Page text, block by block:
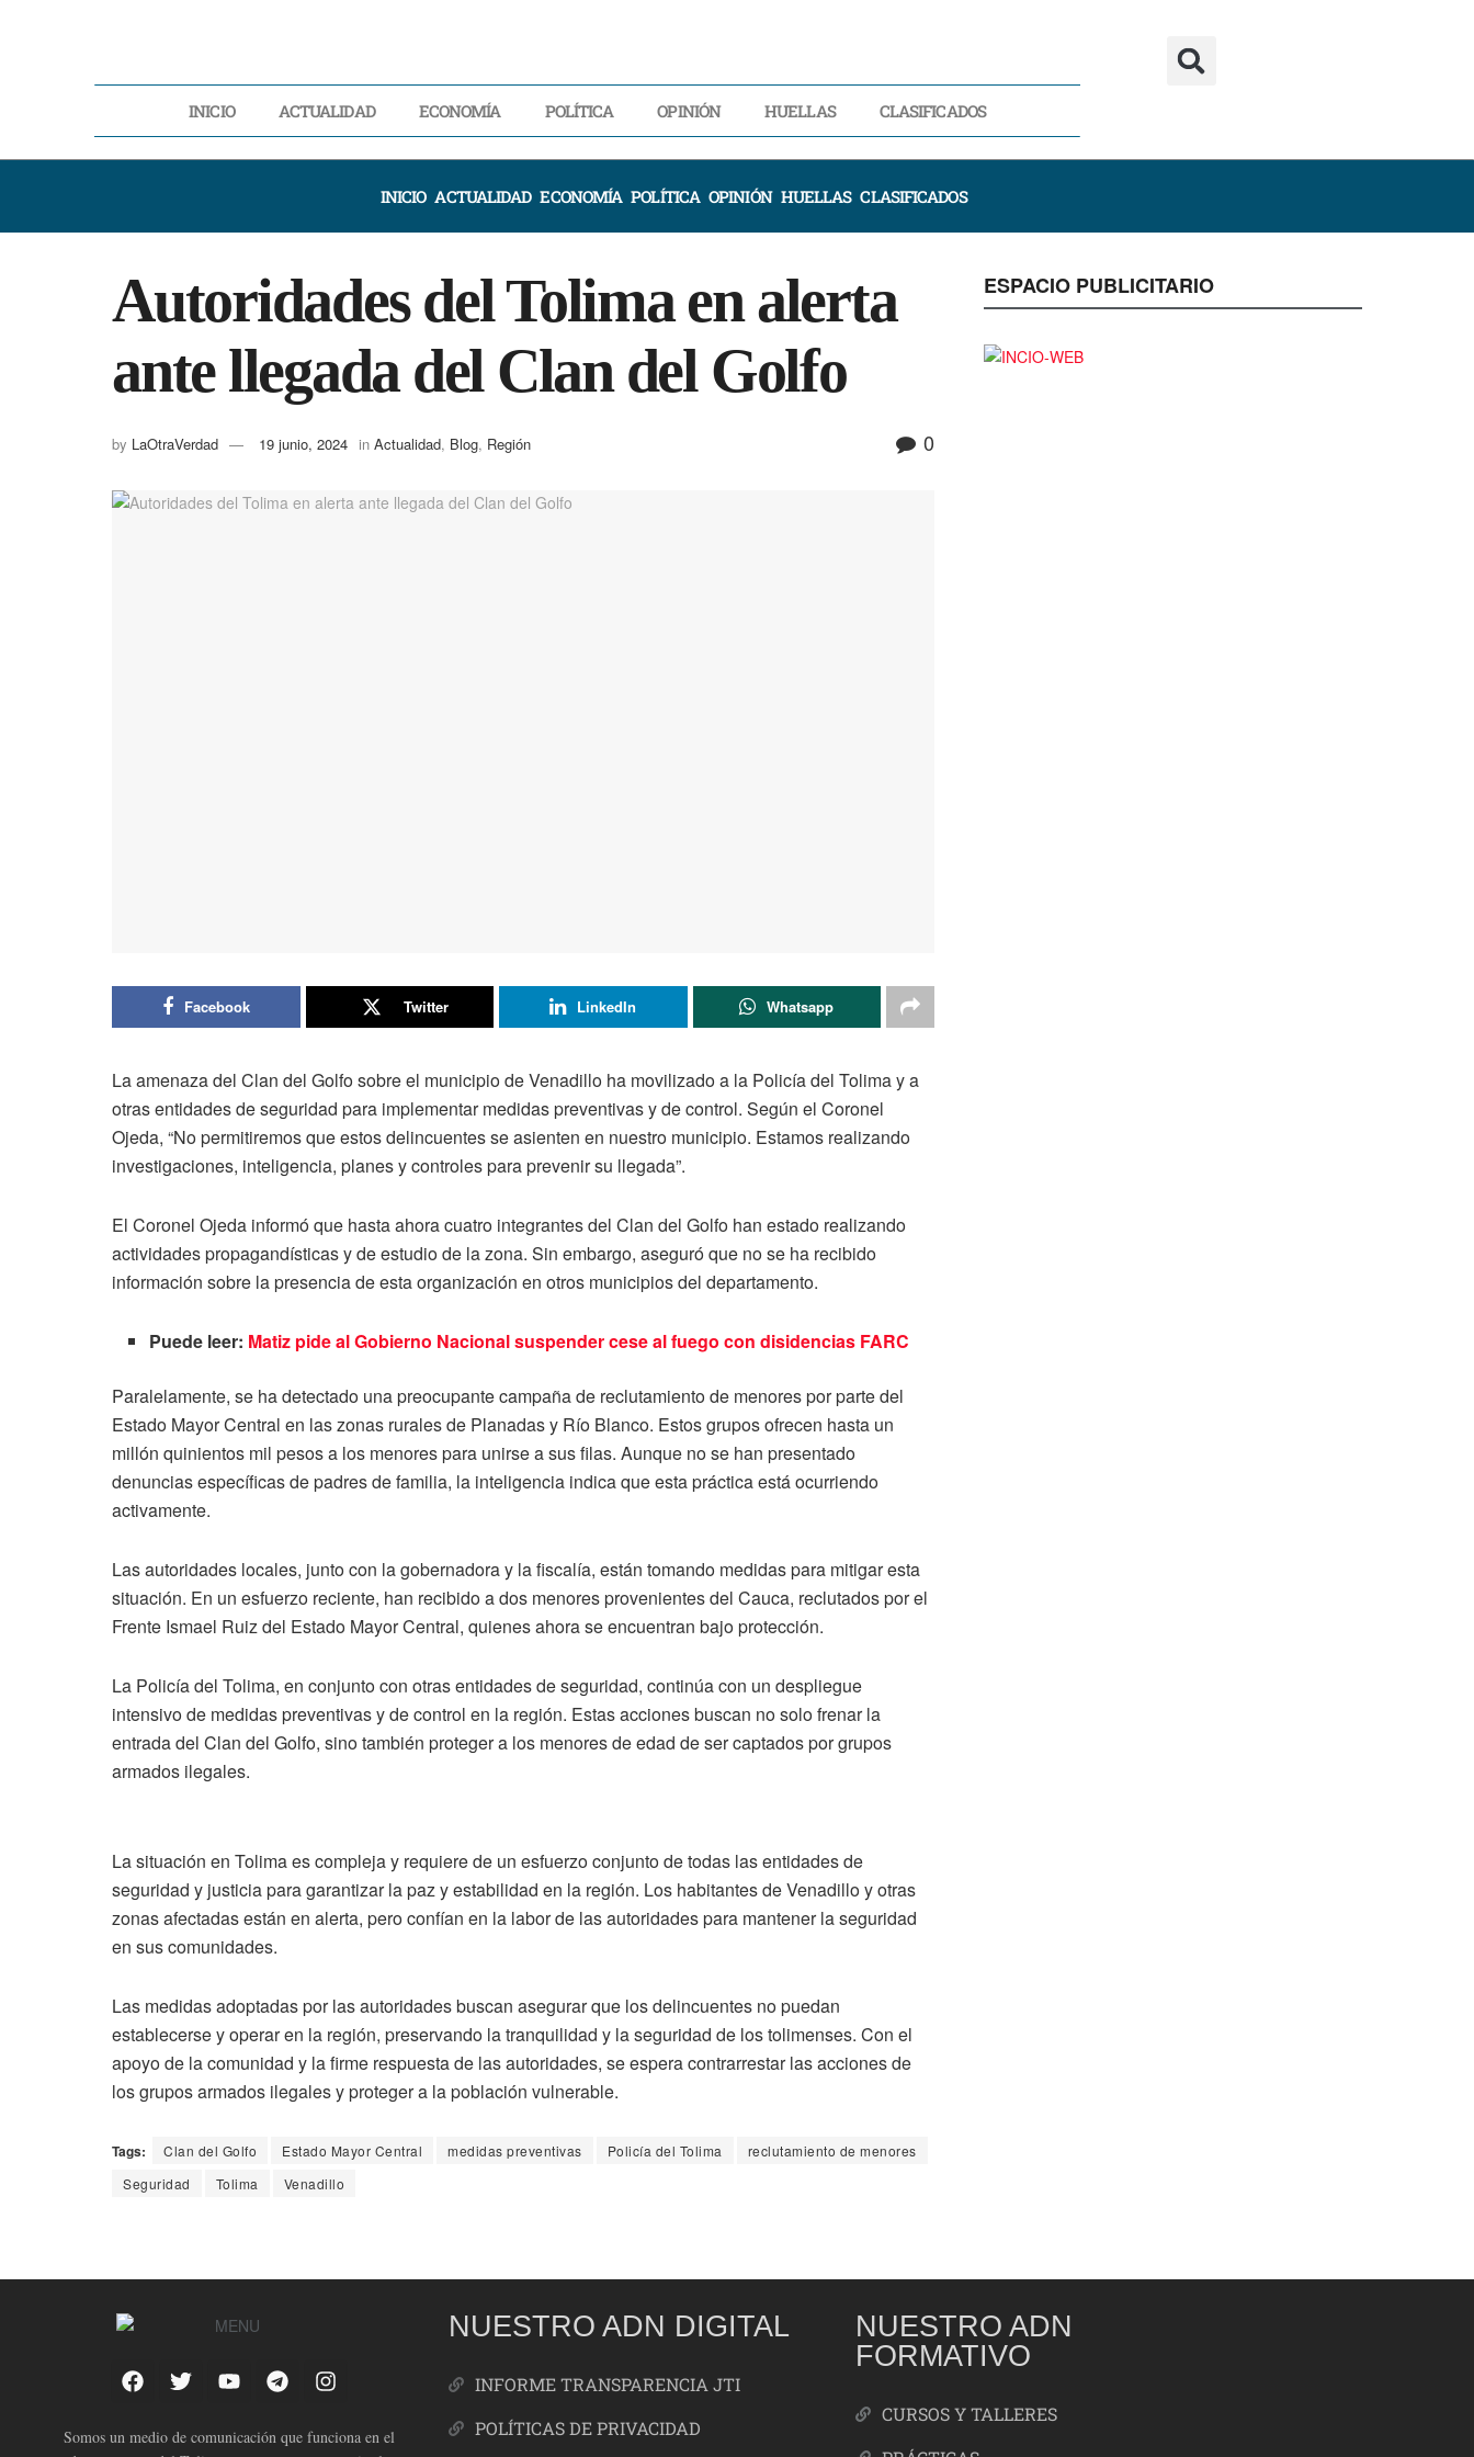
INICIO ACTUALIDAD ECONOMÍA POLÍTICA OPINIÓN HUELLAS CLASIFICADOS
INICIO ACTUALIDAD ECONOMÍA POLÍTICA OPINIÓN HUELLAS CLASIFICADOS
Autoridades del Tolima en alerta
ante llegada del Clan del Golfo
by LaOtraVerdad 19 junio, 2024 in Actualidad, Blog, Región 0
Facebook Twitter LinkedIn Whatsapp
La amenaza del Clan del Golfo sobre el municipio de Venadillo ha movilizado a la Policía del Tolima y a
otras entidades de seguridad para implementar medidas preventivas y de control. Según el Coronel
Ojeda, “No permitiremos que estos delincuentes se asienten en nuestro municipio. Estamos realizando
investigaciones, inteligencia, planes y controles para prevenir su llegada”.
El Coronel Ojeda informó que hasta ahora cuatro integrantes del Clan del Golfo han estado realizando
actividades propagandísticas y de estudio de la zona. Sin embargo, aseguró que no se ha recibido
información sobre la presencia de esta organización en otros municipios del departamento.
Puede leer: Matiz pide al Gobierno Nacional suspender cese al fuego con disidencias FARC
Paralelamente, se ha detectado una preocupante campaña de reclutamiento de menores por parte del
Estado Mayor Central en las zonas rurales de Planadas y Río Blanco. Estos grupos ofrecen hasta un
millón quinientos mil pesos a los menores para unirse a sus filas. Aunque no se han presentado
denuncias específicas de padres de familia, la inteligencia indica que esta práctica está ocurriendo
activamente.
Las autoridades locales, junto con la gobernadora y la fiscalía, están tomando medidas para mitigar esta
situación. En un esfuerzo reciente, han recibido a dos menores provenientes del Cauca, reclutados por el
Frente Ismael Ruiz del Estado Mayor Central, quienes ahora se encuentran bajo protección.
La Policía del Tolima, en conjunto con otras entidades de seguridad, continúa con un despliegue
intensivo de medidas preventivas y de control en la región. Estas acciones buscan no solo frenar la
entrada del Clan del Golfo, sino también proteger a los menores de edad de ser captados por grupos
armados ilegales.
La situación en Tolima es compleja y requiere de un esfuerzo conjunto de todas las entidades de
seguridad y justicia para garantizar la paz y estabilidad en la región. Los habitantes de Venadillo y otras
zonas afectadas están en alerta, pero confían en la labor de las autoridades para mantener la seguridad
en sus comunidades.
Las medidas adoptadas por las autoridades buscan asegurar que los delincuentes no puedan
establecerse y operar en la región, preservando la tranquilidad y la seguridad de los tolimenses. Con el
apoyo de la comunidad y la firme respuesta de las autoridades, se espera contrarrestar las acciones de
los grupos armados ilegales y proteger a la población vulnerable.
Tags: Clan del Golfo Estado Mayor Central medidas preventivas Policía del Tolima
reclutamiento de menores
Seguridad
Tolima Venadillo
ESPACIO PUBLICITARIO
Somos un medio de comunicación que funciona en el
NUESTRO ADN DIGITAL
INFORME TRANSPARENCIA JTI
POLÍTICAS DE PRIVACIDAD
NUESTRO ADN
FORMATIVO
CURSOS Y TALLERES